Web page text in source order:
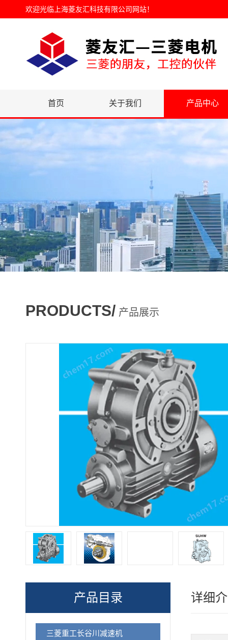
欢迎光临 上海菱友汇科技有限公司网站！
首页 关于我们 产品中心
PRODUCTS/ 产品展示
产品目录
三菱重工长谷川减速机
详细